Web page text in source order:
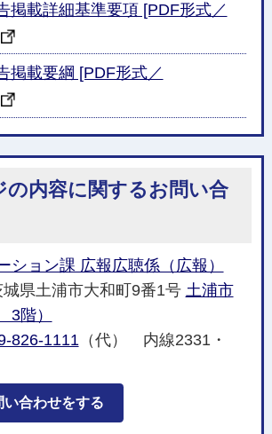
掲載詳細基準要項 [PDF形式／
掲載要綱 [PDF形式／
の内容に関するお問い合
ション課 広報広聴係（広報）
県土浦市大和町9番1号 土浦市
階）
826-1111 （代） 内線2331・
い合わせをする